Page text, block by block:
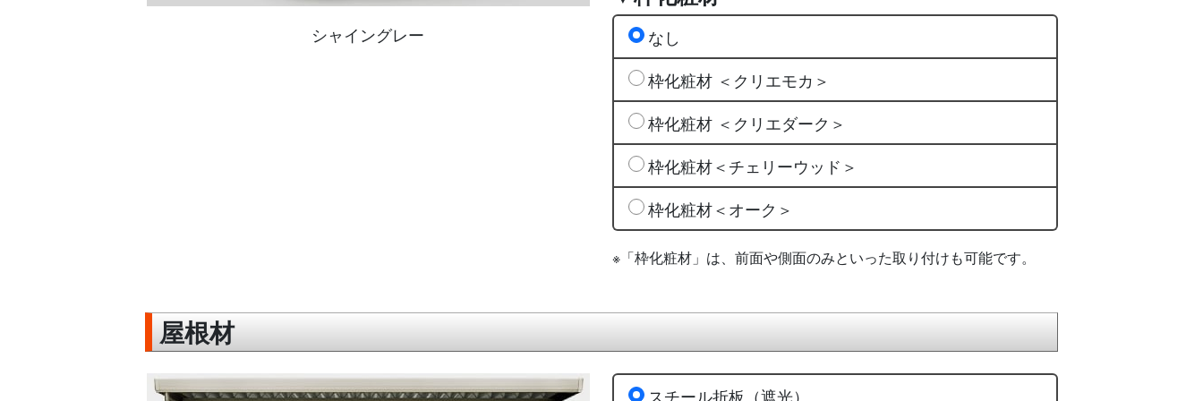
シャイングレー
なし
枠化粧材 ＜クリエモカ＞
枠化粧材 ＜クリエダーク＞
枠化粧材＜チェリーウッド＞
枠化粧材＜オーク＞
※「枠化粧材」は、前面や側面のみといった取り付けも可能です。
屋根材
スチール折板（遮光）